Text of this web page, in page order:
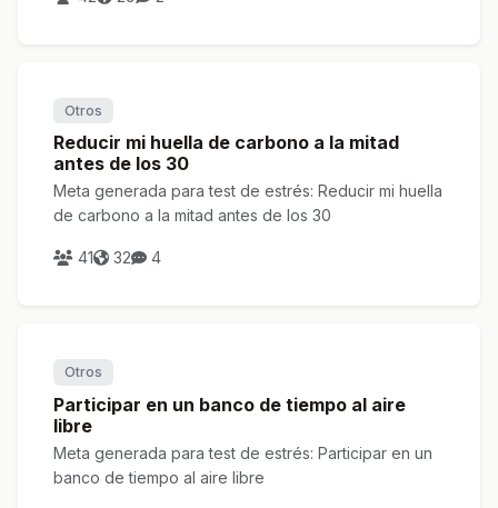
Otros
Reducir mi huella de carbono a la mitad
antes de los 30
Meta generada para test de estrés: Reducir mi huella
de carbono a la mitad antes de los 30
41 32 4
Otros
Participar en un banco de tiempo al aire
libre
Meta generada para test de estrés: Participar en un
banco de tiempo al aire libre